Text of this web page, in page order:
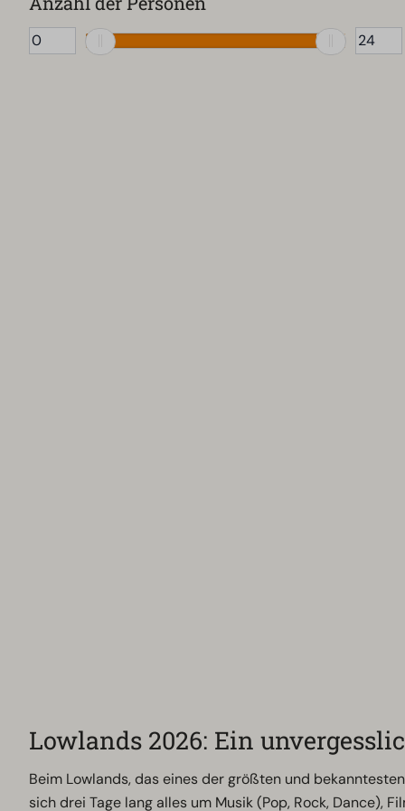
Lowlands 2026: Ein
Beim Lowlands, das eines der größten und
sich drei Tage lang alles um Musik (Pop, Rock, Dance),